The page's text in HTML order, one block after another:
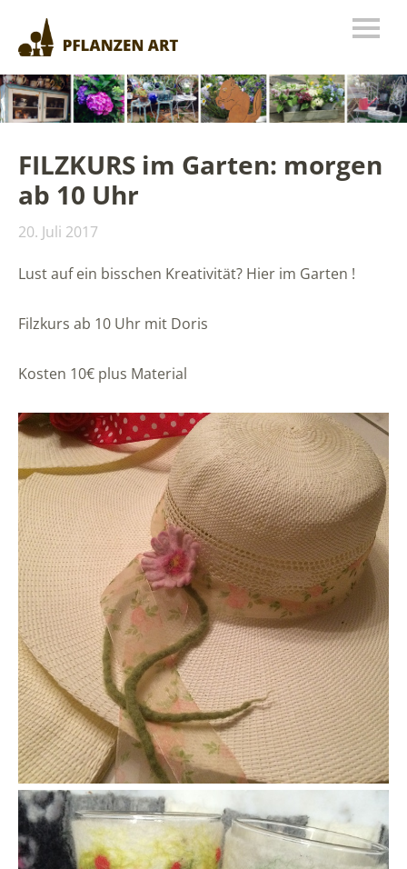
FILZKURS im Garten: morgen
ab 10 Uhr
20. Juli 2017
Lust auf ein bisschen Kreativität? Hier im Garten !
Filzkurs ab 10 Uhr mit Doris
Kosten 10€ plus Material